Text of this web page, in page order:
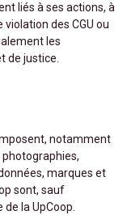
liés à ses actions, à
violation des CGU ou
les
de justice.
notamment
marques et
sont, sauf
la UpCoop.